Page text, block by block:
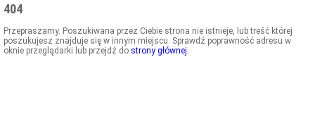
GASTRONOMIA
404
Przepraszamy. Poszukiwana przez Ciebie strona nie istnieje, lub treść której
poszukujesz znajduje się w innym miejscu. Sprawdź poprawność adresu w
oknie przeglądarki lub przejdź do strony głównej.